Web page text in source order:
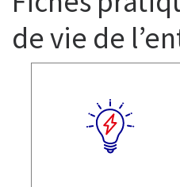
de vie de